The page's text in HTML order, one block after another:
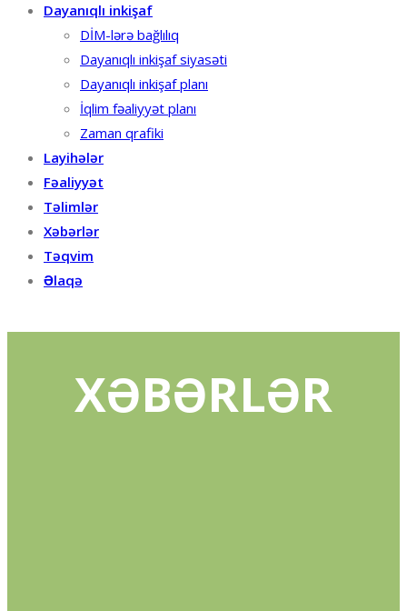
Dayanıqlı inkişaf
DİM-lərə bağlılıq
Dayanıqlı inkişaf siyasəti
Dayanıqlı inkişaf planı
İqlim fəaliyyət planı
Zaman qrafiki
Layihələr
Fəaliyyət
Təlimlər
Xəbərlər
Təqvim
Əlaqə
XƏBƏRLƏR